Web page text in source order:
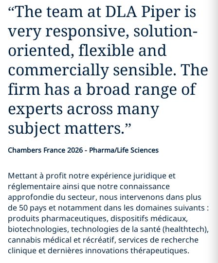
“The team at DLA Piper is
very responsive, solution-
oriented, flexible and
commercially sensible. The
firm has a broad range of
experts across many
subject matters.”
Chambers France 2026 - Pharma/Life Sciences
Mettant à profit notre expérience juridique et
réglementaire ainsi que notre connaissance
approfondie du secteur, nous intervenons dans plus
de 50 pays et notamment dans les domaines suivants :
produits pharmaceutiques, dispositifs médicaux,
biotechnologies, technologies de la santé (healthtech),
cannabis médical et récréatif, services de recherche
clinique et dernières innovations thérapeutiques.